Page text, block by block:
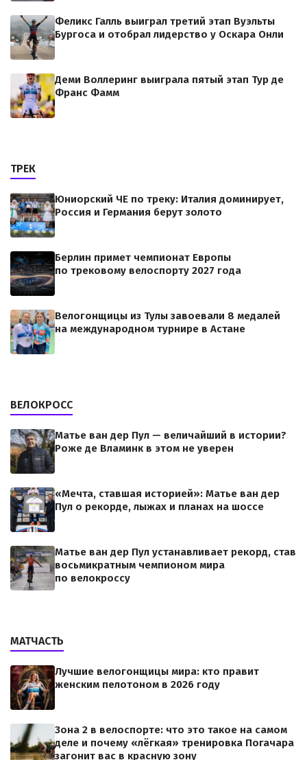
Феликс Галль выиграл третий этап Вуэльты
Бургоса и отобрал лидерство у Оскара Онли
Деми Воллеринг выиграла пятый этап Тур де
Франс Фамм
ТРЕК
Юниорский ЧЕ по треку: Италия доминирует,
Россия и Германия берут золото
Берлин примет чемпионат Европы
по трековому велоспорту 2027 года
Велогонщицы из Тулы завоевали 8 медалей
на международном турнире в Астане
ВЕЛОКРОСС
Матье ван дер Пул — величайший в истории?
Роже де Вламинк в этом не уверен
«Мечта, ставшая историей»: Матье ван дер
Пул о рекорде, лыжах и планах на шоссе
Матье ван дер Пул устанавливает рекорд, став
восьмикратным чемпионом мира
по велокроссу
МАТЧАСТЬ
Лучшие велогонщицы мира: кто правит
женским пелотоном в 2026 году
Зона 2 в велоспорте: что это такое на самом
деле и почему «лёгкая» тренировка Погачара
загонит вас в красную зону